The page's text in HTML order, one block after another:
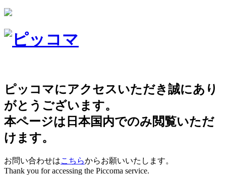
ピッコマにアクセスいただき誠にあり
がとうございます。
本ページは日本国内でのみ閲覧いただ
けます。
お問い合わせはこちらからお願いいたします。
Thank you for accessing the Piccoma service.